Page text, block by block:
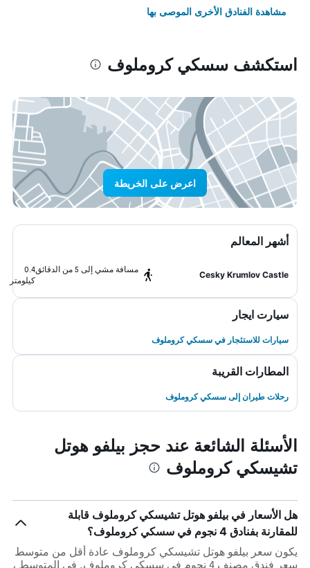
مشاهدة الفنادق الأخرى الموصى بها
استكشف سسكي كروملوف
اعرض على الخريطة
أشهر المعالم
Cesky Krumlov Castle
مسافة مشي إلى 5 من الدقائق
0.4
كيلومتر
سيارت ايجار
سيارات للاستئجار في سسكي كروملوف
المطارات القريبة
رحلات طيران إلى سسكي كروملوف
الأسئلة الشائعة عند حجز بيلفو هوتل
تشيسكي كروملوف
هل الأسعار في بيلفو هوتل تشيسكي كروملوف قابلة
للمقارنة بفنادق 4 نجوم في سسكي كروملوف؟
يكون سعر بيلفو هوتل تشيسكي كروملوف عادة أقل من متوسط
​​سعر فندق مصنف 4 نجوم في سسكي كروملوف. في المتوسط ،